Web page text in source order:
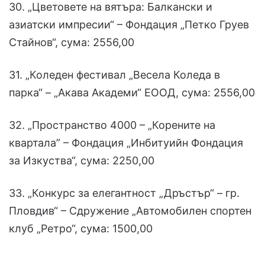
30. „Цветовете на вятъра: Балкански и
азиатски импресии“ – Фондация „Петко Груев
Стайнов“, сума: 2556,00
31. „Коледен фестивал „Весела Коледа в
парка“ – „Акава Академи“ ЕООД, сума: 2556,00
32. „Пространство 4000 – „Корените на
квартала” – Фондация „Инбитуийн Фондация
за Изкуства“, сума: 2250,00
33. „Конкурс за елегантност „Дръстър“ – гр.
Пловдив“ – Сдружение „Автомобилен спортен
клуб „Ретро“, сума: 1500,00